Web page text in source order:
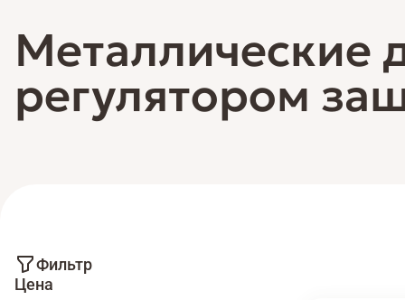
Металлические
регулятором
Фильтр
Цена